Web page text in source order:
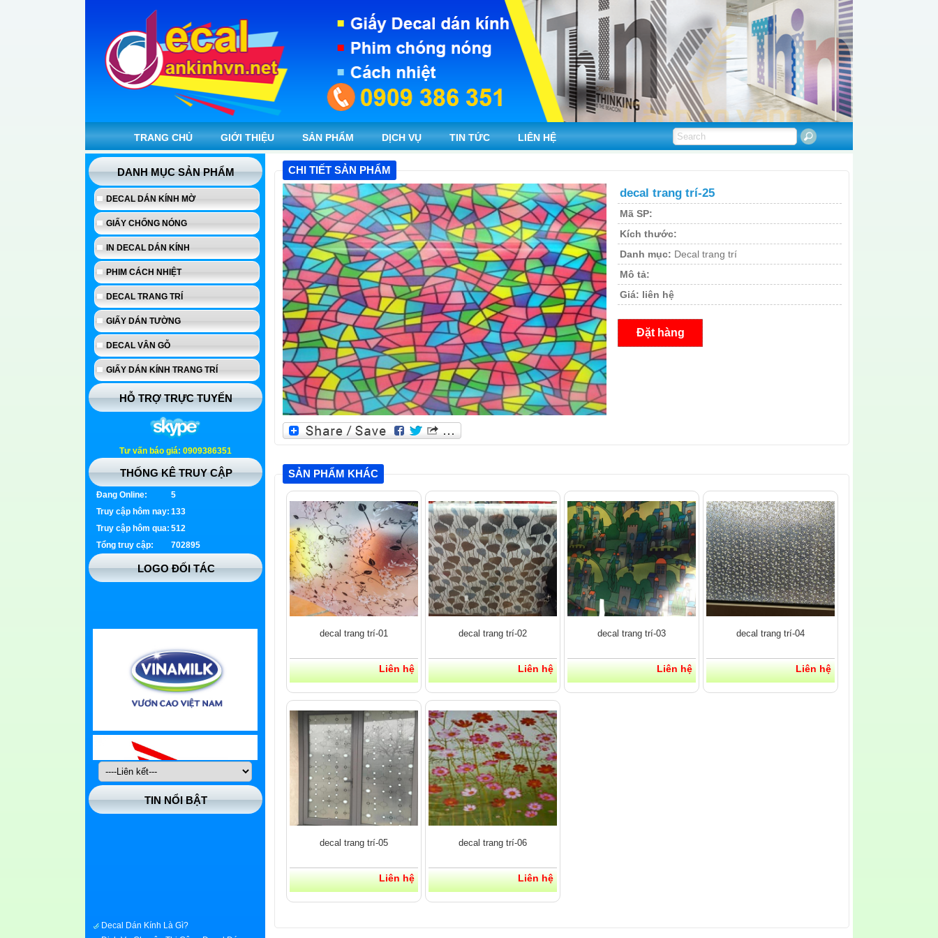
TRANG CHỦ GIỚI THIỆU SẢN PHẨM DỊCH VỤ TIN TỨC LIÊN HỆ
CHI TIẾT SẢN PHẨM
decal trang trí-25
Mã SP:
Kích thước:
Danh mục: Decal trang trí
Mô tả:
Giá: liên hệ
Đặt hàng
SẢN PHẨM KHÁC
decal trang trí-01
Liên hệ
decal trang trí-02
Liên hệ
decal trang trí-03
Liên hệ
decal trang trí-04
Liên hệ
decal trang trí-05
Liên hệ
decal trang trí-06
Liên hệ
DANH MỤC SẢN PHẨM
DECAL DÁN KÍNH MỜ
GIẤY CHỐNG NÓNG
IN DECAL DÁN KÍNH
PHIM CÁCH NHIỆT
DECAL TRANG TRÍ
GIẤY DÁN TƯỜNG
DECAL VÂN GỖ
GIẤY DÁN KÍNH TRANG TRÍ
HỖ TRỢ TRỰC TUYẾN
Tư vấn báo giá: 0909386351
THỐNG KÊ TRUY CẬP
Đang Online:
5
Truy cập hôm nay: 133
Truy cập hôm qua: 512
Tổng truy cập:
702895
LOGO ĐỐI TÁC
TIN NỔI BẬT
Dịch Vụ Chuyên Thi Công Decal Dán